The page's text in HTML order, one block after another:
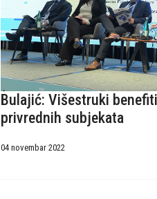
Bulajić: Višestruki
privrednih subjekata
04 novembar 2022